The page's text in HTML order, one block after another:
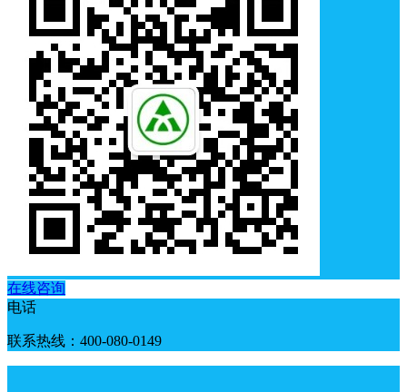
在线咨询
电话
联系热线：400-080-0149